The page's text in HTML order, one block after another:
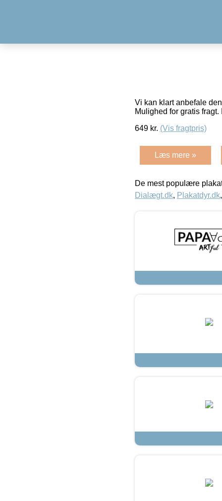
Vi kan klart anbefale
Mulighed for gratis
649 kr. (Vis fragtpris)
Læs mere »
De mest populære
Dialægt.dk, Plakatdyr.dk